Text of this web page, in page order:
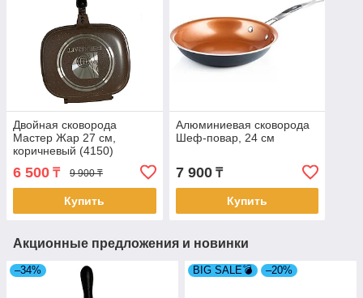
Двойная сковорода
Мастер Жар 27 см,
коричневый (4150)
6 500 ₸ 9 900 ₸
Купить
Алюминиевая сковорода
Шеф-повар, 24 см
7 900₸
Купить
Акционные предложения и новинки
–34% BIG SALE💣 –20%